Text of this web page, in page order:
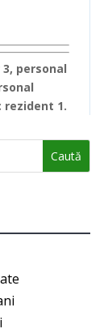
personal
rezident 1.